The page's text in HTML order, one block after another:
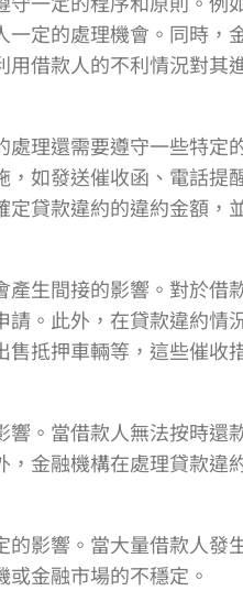
定的處理機會。同時，
借款人的不利情況對其
理還需要遵守一些特定
如發送催收函、電話提
貸款違約的違約金額，
生間接的影響。對於借
。此外，在貸款違約情
抵押車輛等，這些催收
。當借款人無法按時還
金融機構在處理貸款違
影響。當大量借款人發
金融市場的不穩定。